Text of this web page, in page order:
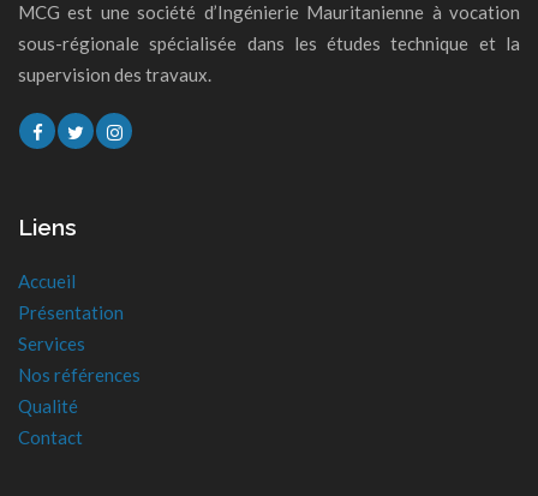
MCG est une société d’Ingénierie Mauritanienne à vocation
sous-régionale spécialisée dans les études technique et la
supervision des travaux.
Liens
Accueil
Présentation
Services
Nos références
Qualité
Contact